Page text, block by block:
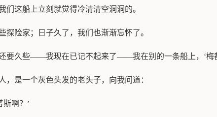
们这船上立刻就觉得冷清清空洞洞的。
探险家；日子久了，我们也渐渐忘怀了。
要久些——我现在已记不起来了——我在别的一条船上，‘梅
，是一个灰色头发的老头子，向我问道：
斯啊？’